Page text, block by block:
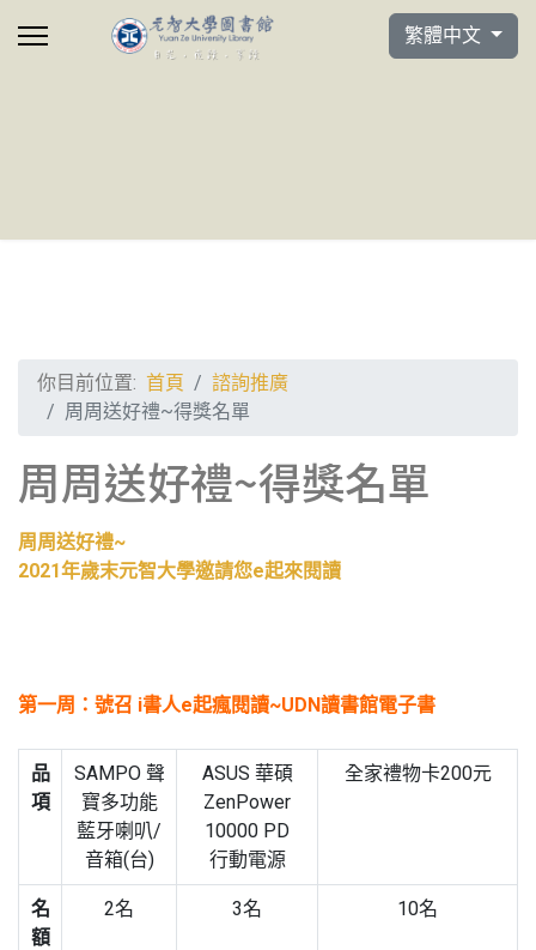
選擇你的語言
繁體中文
你目前位置: 首頁
諮詢推廣
周周送好禮~得獎名單
周周送好禮~得獎名單
周周送好禮~
2021年歲末元智大學邀請您e起來閱讀
第一周：號召 i書人e起瘋閱讀~UDN讀書館電子書
品
項
SAMPO 聲
寶多功能
藍牙喇叭/
音箱(台)
ASUS 華碩
ZenPower
10000 PD
行動電源
全家禮物卡200元
名
額
2名 3名 10名